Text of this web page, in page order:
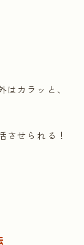
カラッと、
せられる！